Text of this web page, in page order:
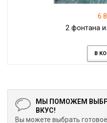
6
2 фонтана
В
МЫ ПОМОЖЕМ
ВКУС!
Вы можете выбрать